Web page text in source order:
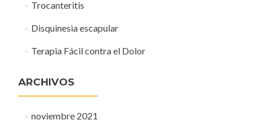
Trocanteritis
Disquinesia escapular
Terapia Fácil contra el Dolor
ARCHIVOS
noviembre 2021